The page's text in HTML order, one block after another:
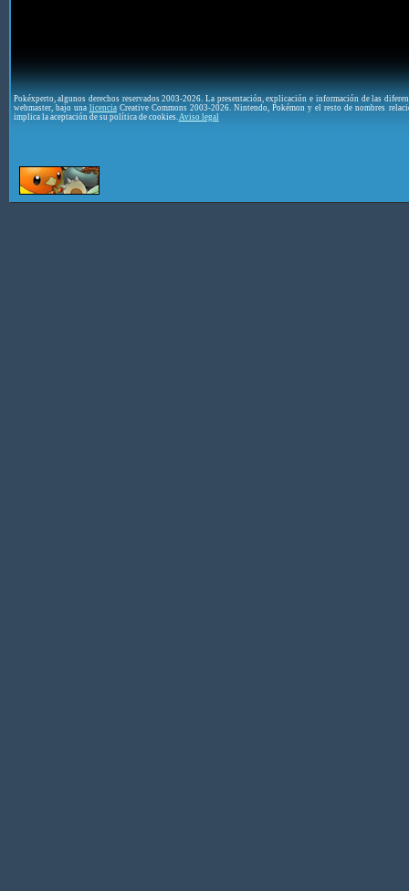
Pokéxperto, algunos derechos reservados 2003-2026. La presentación, explicación e información de las
webmaster, bajo una licenciaCreative Commons 2003-2026. Nintendo, Pokémon y el resto de nombres
implica la aceptación de su política de cookies. Aviso legal